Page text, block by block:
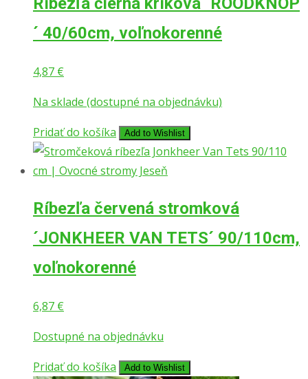
´ 40/60cm, voľnokorenné
4,87 €
Na sklade (dostupné na objednávku)
Pridať do košíka
Add to Wishlist
Ríbezľa červená stromková
´JONKHEER VAN TETS´ 90/110cm,
voľnokorenné
6,87 €
Dostupné na objednávku
Pridať do košíka
Add to Wishlist